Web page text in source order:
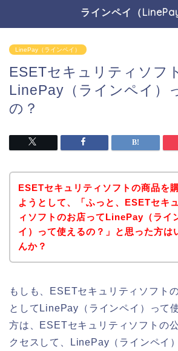
ラインペイ（LinePay
LinePay（ラインペイ）
ESETセキュリティソフ
LinePay（ラインペイ）
の？
ESETセキュリティソフトの商品を
ようとして、「ふっと、ESETセキ
ィソフトのお店ってLinePay（ライ
イ）って使えるの？」と思った方は
んか？
もしも、ESETセキュリティソフト
としてLinePay（ラインペイ）って
方は、ESETセキュリティソフトの
クセスして、LinePay（ラインペイ